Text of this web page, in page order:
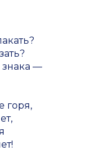
—
горя,